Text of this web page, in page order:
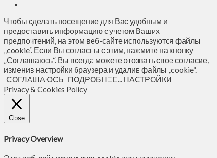
Чтобы сделать посещение для Вас удобным и
предоставить информацию с учетом Ваших
предпочтений, на этом веб-сайте используются файлы
„cookie“. Если Вы согласны с этим, нажмите на кнопку
„Соглашаюсь“. Вы всегда можете отозвать свое согласие,
изменив настройки браузера и удалив файлы „cookie“.
СОГЛАШАЮСЬ ПОДРОБНЕЕ... НАСТРОЙКИ
Privacy & Cookies Policy
Close
Privacy Overview